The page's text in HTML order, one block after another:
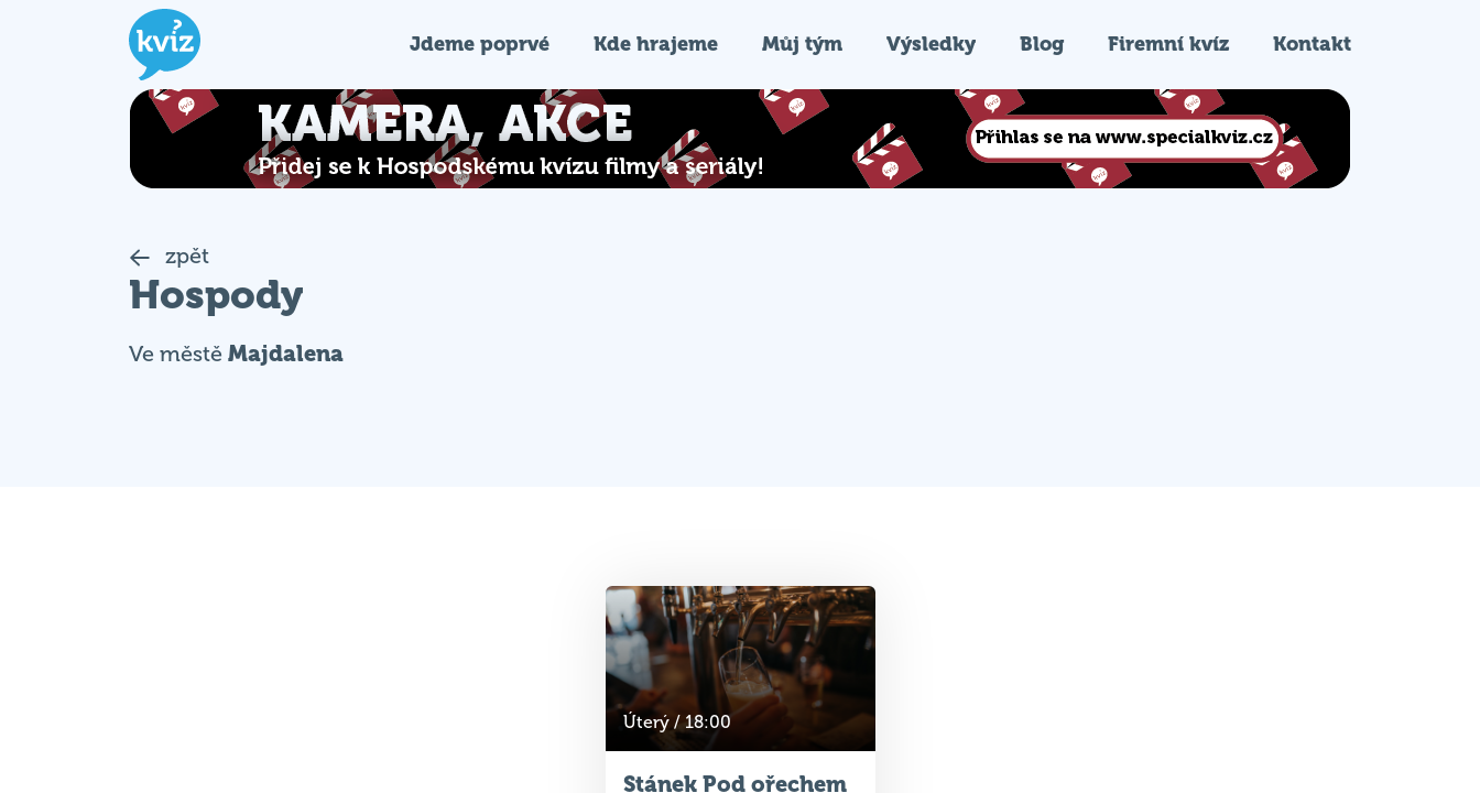
Jdeme poprvé Kde hrajeme Můj tým Výsledky Blog Firemní kvíz Kontakt
zpět
Hospody
Ve městě Majdalena
Úterý / 18:00
Stánek Pod ořechem